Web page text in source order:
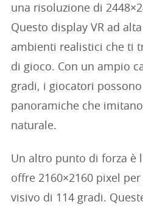
una risoluzione di
Questo display VR ad
ambienti realistici che ti
di gioco. Con un ampio
gradi, i giocatori
panoramiche che
naturale.
Un altro punto di forza è
offre 2160×2160 pixel
visivo di 114 gradi.